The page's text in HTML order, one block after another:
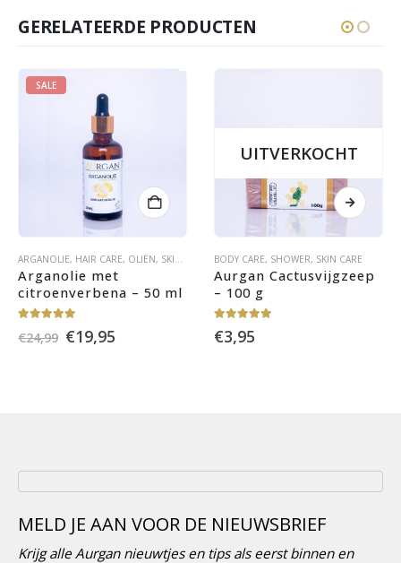
GERELATEERDE PRODUCTEN
SALE
ARGANOLIE, HAIR CARE, OLIËN, SKIN CARE
Arganolie met
citroenverbena – 50 ml
€24,99 Oorspronkelijke
€19,95
UITVERKOCHT
BODY CARE, SHOWER, SKIN CARE
Aurgan Cactusvijgzeep
– 100 g
€3,95
MELD JE AAN VOOR DE NIEUWSBRIEF
Krijg alle Aurgan nieuwtjes en tips als eerst binnen en